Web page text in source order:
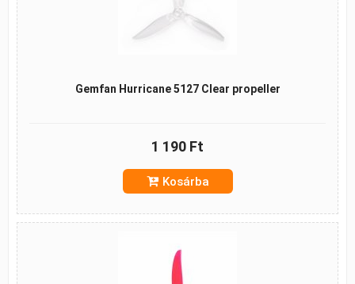
Gemfan Hurricane 5127 Clear propeller
1 190 Ft
Kosárba